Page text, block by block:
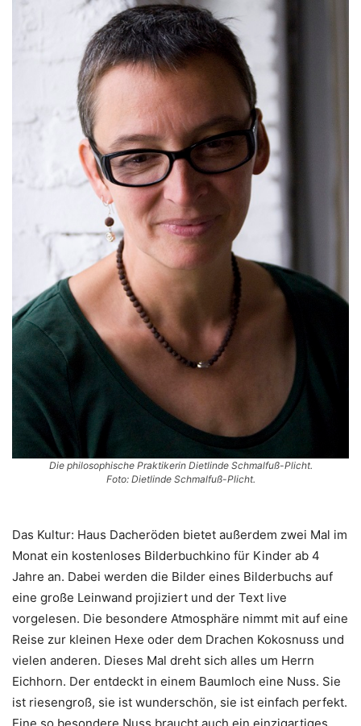
Die philosophische Praktikerin Dietlinde Schmalfuß-Plicht.
Foto: Dietlinde Schmalfuß-Plicht.
Das Kultur: Haus Dacheröden bietet außerdem zwei Mal im
Monat ein kostenloses Bilderbuchkino für Kinder ab 4
Jahre an. Dabei werden die Bilder eines Bilderbuchs auf
eine große Leinwand projiziert und der Text live
vorgelesen. Die besondere Atmosphäre nimmt mit auf eine
Reise zur kleinen Hexe oder dem Drachen Kokosnuss und
vielen anderen. Dieses Mal dreht sich alles um Herrn
Eichhorn. Der entdeckt in einem Baumloch eine Nuss. Sie
ist riesengroß, sie ist wunderschön, sie ist einfach perfekt.
Eine so besondere Nuss braucht auch ein einzigartiges